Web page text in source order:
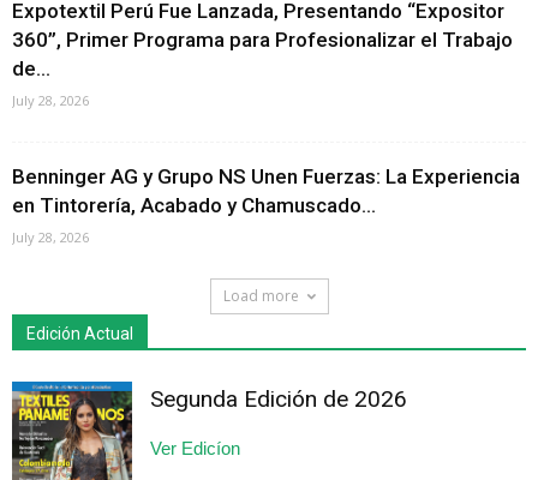
Expotextil Perú Fue Lanzada, Presentando “Expositor
360”, Primer Programa para Profesionalizar el Trabajo
de...
July 28, 2026
Benninger AG y Grupo NS Unen Fuerzas: La Experiencia
en Tintorería, Acabado y Chamuscado...
July 28, 2026
Load more
Edición Actual
Segunda Edición de 2026
Ver Edicíon